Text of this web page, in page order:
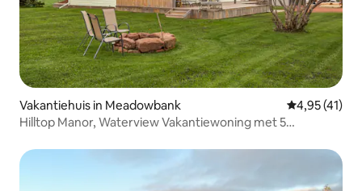
Vakantiehuis in Meadowbank Gemiddelde
4,95 (41)
Hilltop Manor, Waterview Vakantiewoning met 5